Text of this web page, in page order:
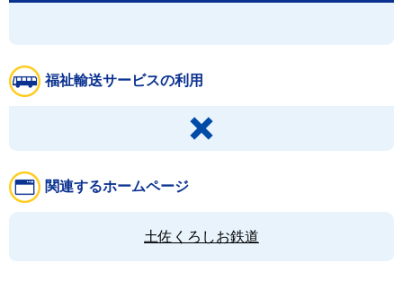
福祉輸送サービスの利用
関連するホームページ
土佐くろしお鉄道